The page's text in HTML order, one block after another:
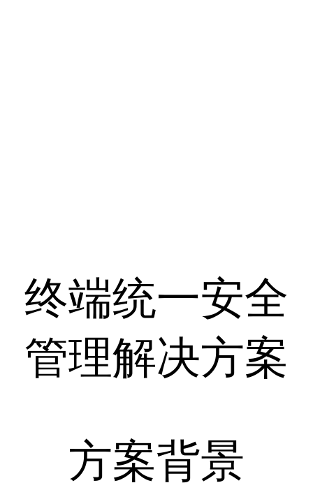
终端统一安全
管理解决方案
方案背景